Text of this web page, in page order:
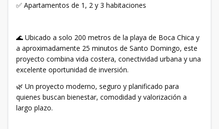
✅ Apartamentos de 1, 2 y 3 habitaciones
🌊 Ubicado a solo 200 metros de la playa de Boca Chica y
a aproximadamente 25 minutos de Santo Domingo, este
proyecto combina vida costera, conectividad urbana y una
excelente oportunidad de inversión.
🌿 Un proyecto moderno, seguro y planificado para
quienes buscan bienestar, comodidad y valorización a
largo plazo.